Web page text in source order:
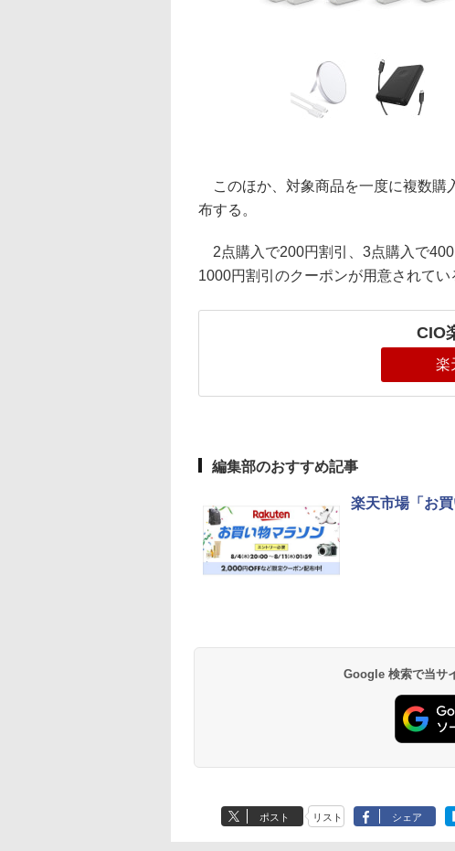
このほか、対象商品を一度に複数購
布する。
2点購入で200円割引、3点購入で
1000円割引のクーポンが用意されてい
CIO
楽
編集部のおすすめ記事
楽天市場「お
Google 検索で当サ
ポスト リスト シェア